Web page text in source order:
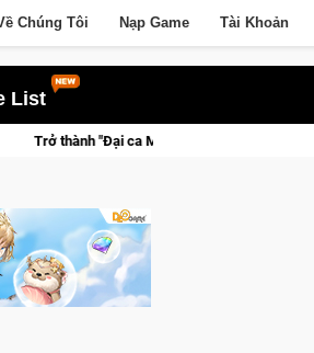
Chúng Tôi Nạp Game Tài Khoản
List
ca Mèo" khuấy đảo thế giới ngầm trong Cat Mafia